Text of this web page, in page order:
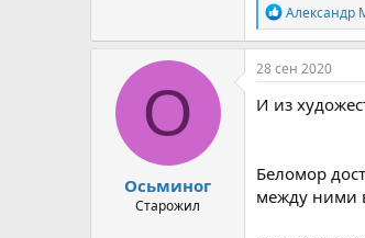
R
e
a
c
i
o
:
Александр
О
Осьминог
Старожил
28 сен 2020
И из
Беломор
между ними